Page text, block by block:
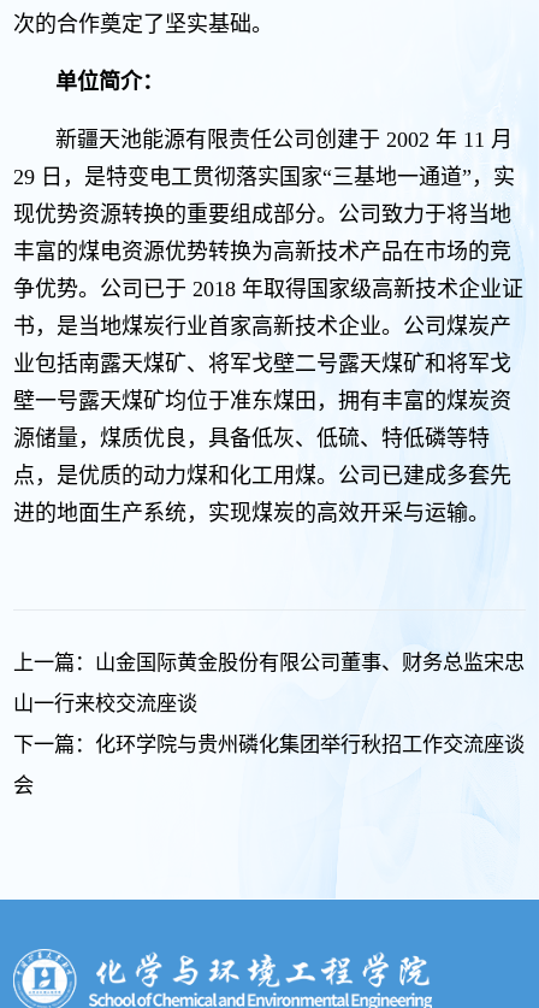
次的合作奠定了坚实基础。
单位简介：
新疆天池能源有限责任公司创建于 2002 年 11 月
29 日，是特变电工贯彻落实国家“三基地一通道”，实
现优势资源转换的重要组成部分。公司致力于将当地
丰富的煤电资源优势转换为高新技术产品在市场的竞
争优势。公司已于 2018 年取得国家级高新技术企业证
书，是当地煤炭行业首家高新技术企业。公司煤炭产
业包括南露天煤矿、将军戈壁二号露天煤矿和将军戈
壁一号露天煤矿均位于准东煤田，拥有丰富的煤炭资
源储量，煤质优良，具备低灰、低硫、特低磷等特
点，是优质的动力煤和化工用煤。公司已建成多套先
进的地面生产系统，实现煤炭的高效开采与运输。
上一篇： 山金国际黄金股份有限公司董事、财务总监宋忠
山一行来校交流座谈
下一篇：化环学院与贵州磷化集团举行秋招工作交流座谈
会